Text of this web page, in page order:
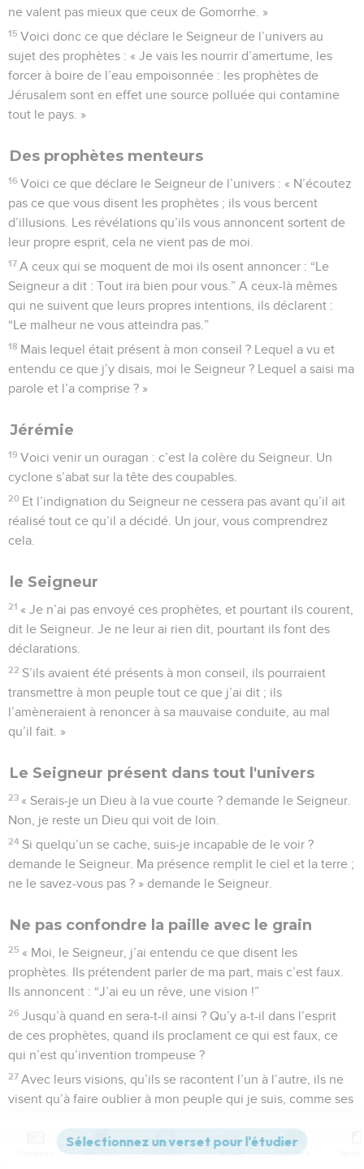
ne valent pas mieux que ceux de Gomorrhe. »
15 Voici donc ce que déclare le Seigneur de l’univers au
sujet des prophètes : « Je vais les nourrir d’amertume, les
forcer à boire de l’eau empoisonnée : les prophètes de
Jérusalem sont en effet une source polluée qui contamine
tout le pays. »
Des prophètes menteurs
16 Voici ce que déclare le Seigneur de l’univers : « N’écoutez
pas ce que vous disent les prophètes ; ils vous bercent
d’illusions. Les révélations qu’ils vous annoncent sortent de
leur propre esprit, cela ne vient pas de moi.
17 A ceux qui se moquent de moi ils osent annoncer : “Le
Seigneur a dit : Tout ira bien pour vous.” A ceux-là mêmes
qui ne suivent que leurs propres intentions, ils déclarent :
“Le malheur ne vous atteindra pas.”
18 Mais lequel était présent à mon conseil ? Lequel a vu et
entendu ce que j’y disais, moi le Seigneur ? Lequel a saisi ma
parole et l’a comprise ? »
Jérémie
19 Voici venir un ouragan : c’est la colère du Seigneur. Un
cyclone s’abat sur la tête des coupables.
20 Et l’indignation du Seigneur ne cessera pas avant qu’il ait
réalisé tout ce qu’il a décidé. Un jour, vous comprendrez
cela.
le Seigneur
21 « Je n’ai pas envoyé ces prophètes, et pourtant ils courent,
dit le Seigneur. Je ne leur ai rien dit, pourtant ils font des
déclarations.
22 S’ils avaient été présents à mon conseil, ils pourraient
transmettre à mon peuple tout ce que j’ai dit ; ils
l’amèneraient à renoncer à sa mauvaise conduite, au mal
qu’il fait. »
Le Seigneur présent dans tout l'univers
23 « Serais-je un Dieu à la vue courte ? demande le Seigneur.
Non, je reste un Dieu qui voit de loin.
24 Si quelqu’un se cache, suis-je incapable de le voir ?
demande le Seigneur. Ma présence remplit le ciel et la terre ;
ne le savez-vous pas ? » demande le Seigneur.
Ne pas confondre la paille avec le grain
25 « Moi, le Seigneur, j’ai entendu ce que disent les
prophètes. Ils prétendent parler de ma part, mais c’est faux.
Ils annoncent : “J’ai eu un rêve, une vision !”
26 Jusqu’à quand en sera-t-il ainsi ? Qu’y a-t-il dans l’esprit
de ces prophètes, quand ils proclament ce qui est faux, ce
qui n’est qu’invention trompeuse ?
27 Avec leurs visions, qu’ils se racontent l’un à l’autre, ils ne
visent qu’à faire oublier à mon peuple qui je suis, comme ses
Si un prophète a un rêve, eh bien, qu’il raconte son rêve !
Versions Commentaires Strong